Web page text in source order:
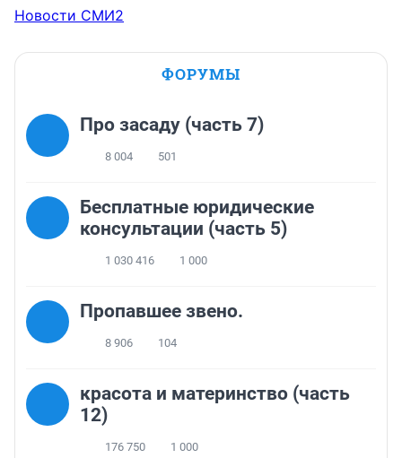
Новости СМИ2
ФОРУМЫ
Про засаду (часть 7)
8 004 501
Бесплатные юридические
консультации (часть 5)
1 030 416 1 000
Пропавшее звено.
8 906 104
красота и материнство (часть
12)
176 750 1 000